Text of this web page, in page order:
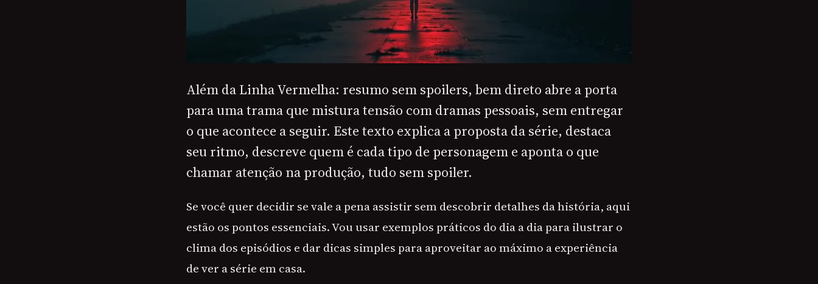
Além da Linha Vermelha: resumo sem spoilers, bem direto abre a porta
para uma trama que mistura tensão com dramas pessoais, sem entregar
o que acontece a seguir. Este texto explica a proposta da série, destaca
seu ritmo, descreve quem é cada tipo de personagem e aponta o que
chamar atenção na produção, tudo sem spoiler.
Se você quer decidir se vale a pena assistir sem descobrir detalhes da história, aqui
estão os pontos essenciais. Vou usar exemplos práticos do dia a dia para ilustrar o
clima dos episódios e dar dicas simples para aproveitar ao máximo a experiência
de ver a série em casa.